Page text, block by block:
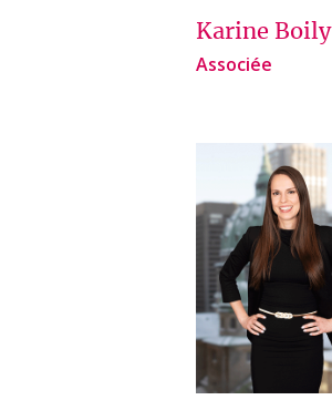
Karine Boily
Associée